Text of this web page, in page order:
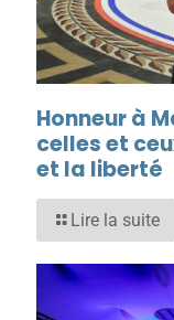
Honneur à
celles et
et la liberté
Lire la suite